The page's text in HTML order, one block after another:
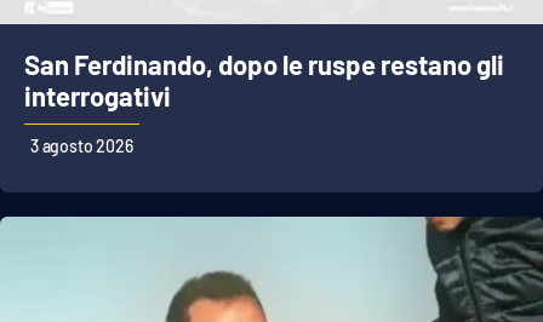
San Ferdinando, dopo le ruspe restano gli
interrogativi
3 agosto 2026